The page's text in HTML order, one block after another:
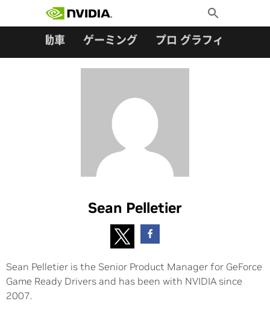
Toggle
Search
自動車 ゲーミング プロ グラフィックス
Sean Pelletier
Sean Pelletier is the Senior Product Manager for GeForce
Game Ready Drivers and has been with NVIDIA since
2007.